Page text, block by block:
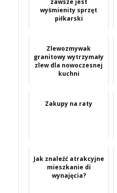
zawsze jest
wyśmienity sprzęt
piłkarski
Zlewozmywak
granitowy wytrzymały
zlew dla nowoczesnej
kuchni
Zakupy na raty
Jak znaleźć atrakcyjne
mieszkanie di
wynajęcia?